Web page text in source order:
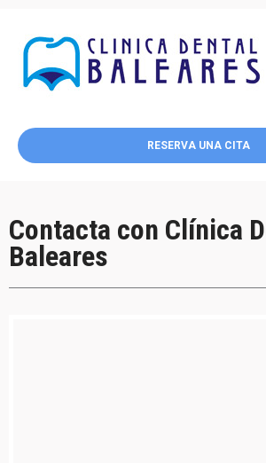
RESERVA UNA CITA
Contacta con Clínica
Baleares